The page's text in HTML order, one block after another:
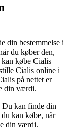
din bestemmelse i
du køber den,
købe Cialis
Cialis online i
på nettet er
din værdi.
Du kan finde din
kan købe, når
din værdi.